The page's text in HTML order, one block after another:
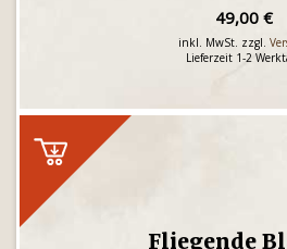
49,00 €
inkl. MwSt. zzgl.
Lieferzeit 1-2
Fliegende